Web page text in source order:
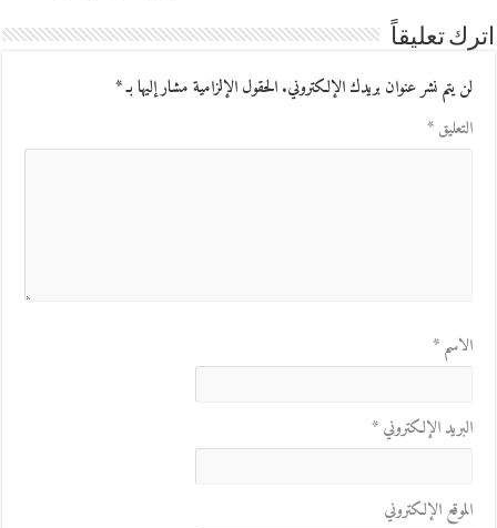
اترك تعليقاً
لن يتم نشر عنوان بريدك الإلكتروني.الحقول الإلزامية مشار إليها بـ*
التعليق*
الاسم*
البريد الإلكتروني*
الموقع الإلكتروني